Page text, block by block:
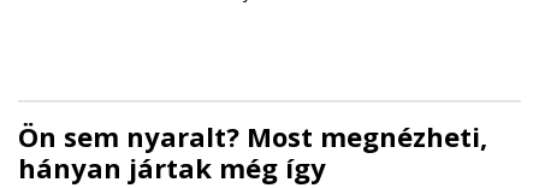
Ön sem nyaralt? Most megnézheti,
hányan jártak még így